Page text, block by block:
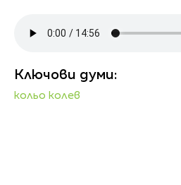
Ключови думи:
кольо колев